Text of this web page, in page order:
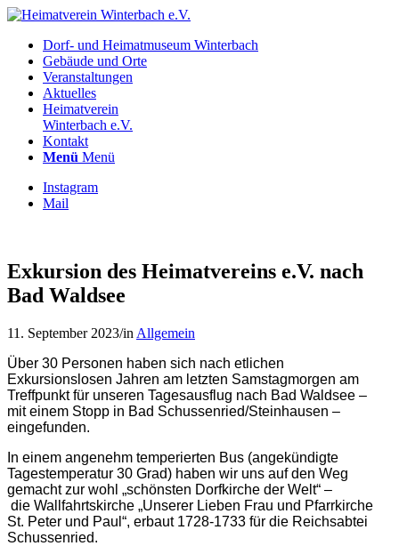
Dorf- und Heimatmuseum Winterbach
Gebäude und Orte
Veranstaltungen
Aktuelles
Heimatverein
Winterbach e.V.
Kontakt
Menü Menü
Instagram
Mail
Exkursion des Heimatvereins e.V. nach
Bad Waldsee
11. September 2023/in Allgemein
Über 30 Personen haben sich nach etlichen
Exkursionslosen Jahren am letzten Samstagmorgen am
Treffpunkt für unseren Tagesausflug nach Bad Waldsee –
mit einem Stopp in Bad Schussenried/Steinhausen –
eingefunden.
In einem angenehm temperierten Bus (angekündigte
Tagestemperatur 30 Grad) haben wir uns auf den Weg
gemacht zur wohl „schönsten Dorfkirche der Welt“ –
die Wallfahrtskirche „Unserer Lieben Frau und Pfarrkirche
St. Peter und Paul“, erbaut 1728-1733 für die Reichsabtei
Schussenried.